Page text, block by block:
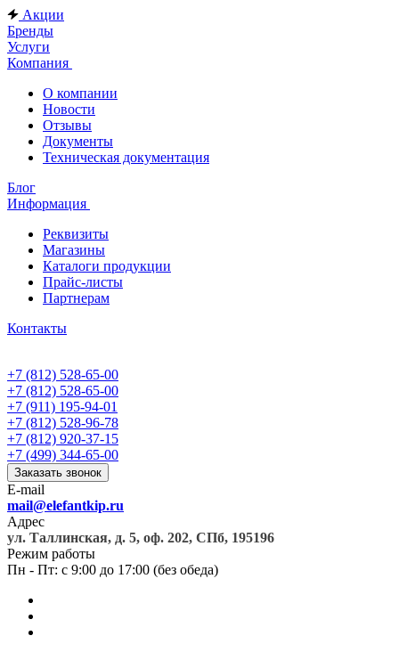
Акции
Бренды
Услуги
Компания
О компании
Новости
Отзывы
Документы
Техническая документация
Блог
Информация
Реквизиты
Магазины
Каталоги продукции
Прайс-листы
Партнерам
Контакты
+7 (812) 528-65-00
+7 (812) 528-65-00
+7 (911) 195-94-01
+7 (812) 528-96-78
+7 (812) 920-37-15
+7 (499) 344-65-00
Заказать звонок
E-mail
mail@elefantkip.ru
Адрес
ул. Таллинская, д. 5, оф. 202, СПб, 195196
Режим работы
Пн - Пт: с 9:00 до 17:00 (без обеда)